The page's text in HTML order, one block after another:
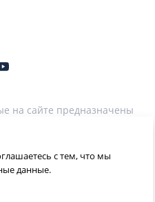
на сайте предназначены
диагноза, назначения
рекомендациями.
специалиста.
Ctrl+Enter или на ссылку
с тем, что мы
данные.